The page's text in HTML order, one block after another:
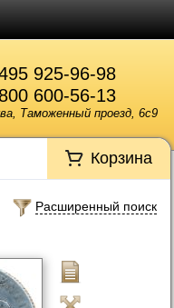
925-96-98
600-56-13
Таможенный проезд, 6с9
Корзина
Расширенный поиск